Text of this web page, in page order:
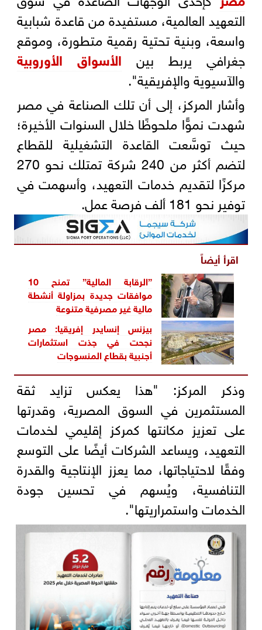
التعهيد العالمية، مستفيدة من قاعدة شبابية
واسعة، وبنية تحتية رقمية متطورة، وموقع
جغرافي يربط بين الأسواق الأوروبية
والآسيوية والإفريقية".
وأشار المركز، إلى أن تلك الصناعة في مصر
شهدت نموًّا ملحوظًا خلال السنوات الأخيرة؛
حيث توسَّعت القاعدة التشغيلية للقطاع
لتضم أكثر من 240 شركة تمتلك نحو 270
مركزًا لتقديم خدمات التعهيد، وأسهمت في
توفير نحو 181 ألف فرصة عمل.
اقرأ أيضاً
”الرقابة المالية” تمنح 10
موافقات جديدة بمزاولة أنشطة
مالية غير مصرفية متنوعة
بيزنس إنسايدر إفريقيا: مصر
نجحت في جذت استثمارات
أجنبية بقطاع المنسوجات
وذكر المركز: "هذا يعكس تزايد ثقة
المستثمرين في السوق المصرية، وقدرتها
على تعزيز مكانتها كمركز إقليمي لخدمات
التعهيد، ويساعد الشركات أيضًا على التوسع
وفقًا لاحتياجاتها، مما يعزز الإنتاجية والقدرة
التنافسية، ويُسهم في تحسين جودة
الخدمات واستمراريتها".